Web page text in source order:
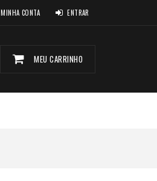
MINHA CONTA ENTRAR
MEU CARRINHO